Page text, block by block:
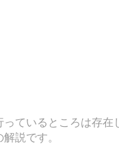
ているところは存在
説です。